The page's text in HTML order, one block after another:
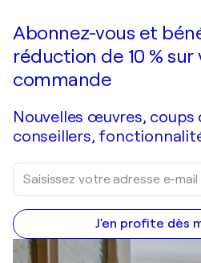
Abonnez-vous et
réduction de 10 %
commande
Nouvelles œuvres,
conseillers,
J'en profite dès